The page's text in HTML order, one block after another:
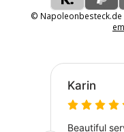
© Napoleonbesteck.de